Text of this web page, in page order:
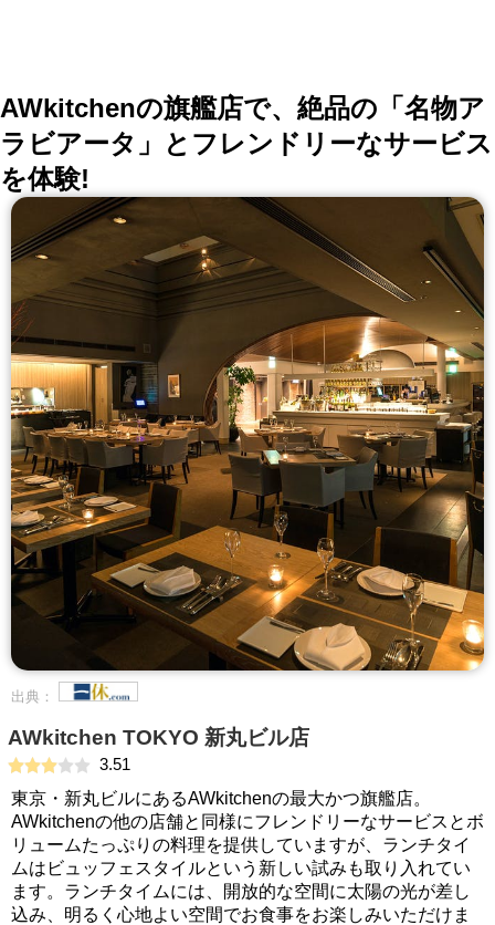
AWkitchenの旗艦店で、絶品の「名物ア
ラビアータ」とフレンドリーなサービス
を体験!
出典：
AWkitchen TOKYO 新丸ビル店
3.51
東京・新丸ビルにあるAWkitchenの最大かつ旗艦店。
AWkitchenの他の店舗と同様にフレンドリーなサービスとボ
リュームたっぷりの料理を提供していますが、ランチタイ
ムはビュッフェスタイルという新しい試みも取り入れてい
ます。ランチタイムには、開放的な空間に太陽の光が差し
込み、明るく心地よい空間でお食事をお楽しみいただけま